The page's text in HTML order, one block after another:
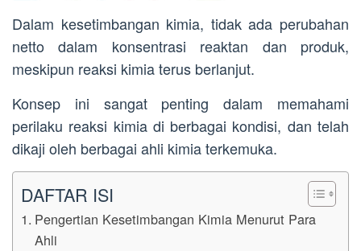
Dalam kesetimbangan kimia, tidak ada perubahan
netto dalam konsentrasi reaktan dan produk,
meskipun reaksi kimia terus berlanjut.
Konsep ini sangat penting dalam memahami
perilaku reaksi kimia di berbagai kondisi, dan telah
dikaji oleh berbagai ahli kimia terkemuka.
DAFTAR ISI
Pengertian Kesetimbangan Kimia Menurut Para
Ahli